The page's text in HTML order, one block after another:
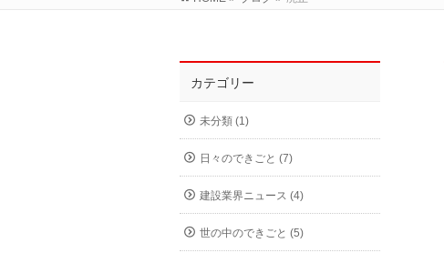
カテゴリー
未分類 (1)
日々のできごと (7)
建設業界ニュース (4)
世の中のできごと (5)